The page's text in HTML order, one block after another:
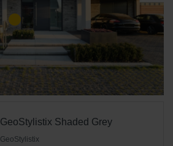
GeoStylistix Shaded Grey
GeoStylistix